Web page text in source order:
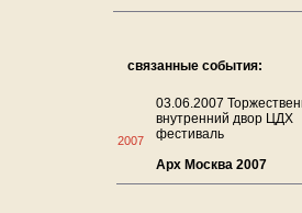
связанные события:
2007
03.06.2007
внутренний двор ЦДХ
фестиваль
Арх Москва 2007